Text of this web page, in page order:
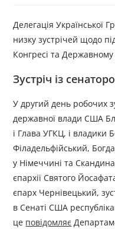
Делегація Української
низку зустрічей щодо
Конгресі та
Зустріч із
У другий день робочих
державної влади США
і Глава УГКЦ, і владики
Філадельфійський,
у Німеччині та
єпархії Святого
єпарх Чернівецький,
в Сенаті США
це повідомляє